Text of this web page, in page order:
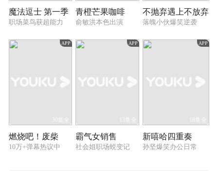
魔法逗士 第一季
职场菜鸟获超能力
青橙芒果咖啡
俞敏洪本色出演
不抛弃遇上不放弃
落魄小伙爆笑逆袭
APP
30集全
燃烧吧！废柴
10万+弹幕热议中
APP
13集全
霸气女销售
社会姐职场蜕变记
APP
18集全
新嘻哈四重奏
孙坚爆笑办公日常